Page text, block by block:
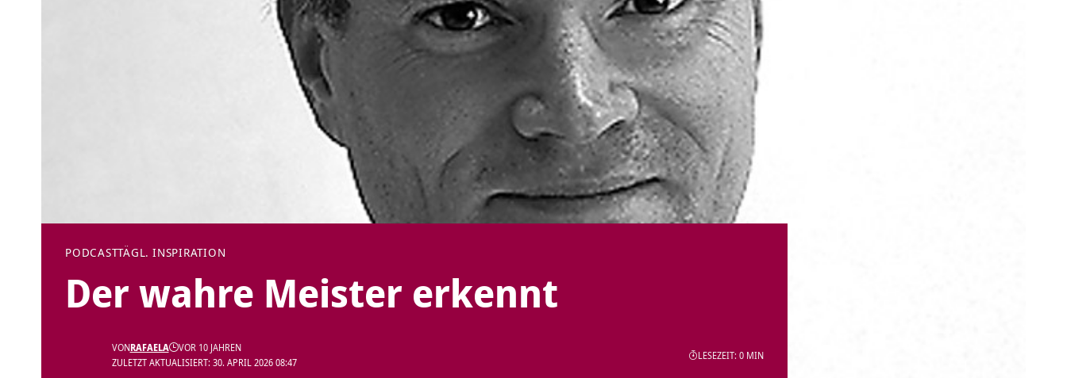
PODCASTTÄGL. INSPIRATION
Der wahre Meister erkennt
ZULETZT AKTUALISIERT: 30. APRIL 2026 08:47
VONRAFAELA VOR 10 JAHREN
LESEZEIT: 0 MIN